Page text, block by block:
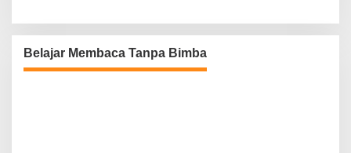
Belajar Membaca Tanpa Bimba